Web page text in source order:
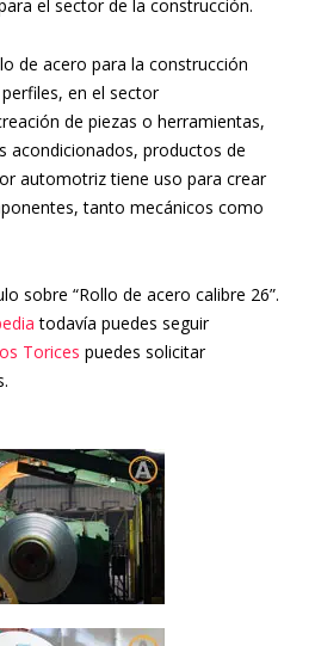
el sector de la construcción.
de acero para la construcción
en el sector
de piezas o herramientas,
acondicionados, productos de
automotriz tiene uso para crear
tanto mecánicos como
sobre “Rollo de acero calibre 26”.
todavía puedes seguir
Torices puedes solicitar